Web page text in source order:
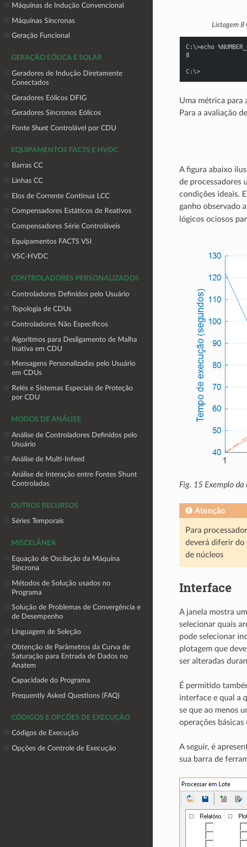
Máquinas de Indução Convencional
Máquinas Síncronas
Geração Funcional
GERAÇÃO EÓLICA E SOLAR
Geradores de Indução Diretamente
Conectados
Geradores Eólicos DFIG
Geradores Síncronos Eólicos
FonteShunt Controlável por CDU
EQUIPAMENTOS FACTS E HVDC
Barras CC
Linhas CC
Elos de Corrente Contínua LCC
Compensadores Estáticos de Reativos
Compensadores Série Controláveis
Equipamentos FACTS VSI
VSC-HVDC
CONTROLADORES PERSONALIZADOS
Controladores Definidos pelo Usuário
Topologia de CDUs
Controladores Não Específicos
Algoritmos para Desligamento de Malha
Inativa em CDU
Mensagens Personalizadas pelo Usuário
em CDUs
Relés e Sistemas Especiais de Proteção
por CDU
MODOS DE ANÁLISE
Análise de Controladores Definidos pelo
Usuário
Análise de Multi-Infeed
Análise de Interação entre Fontes Shunt
Controladas
OUTROS RECURSOS
Séries Temporais
MISCELÂNEA
Equação de Oscilação da Máquina
Síncrona
Métodos de Solução usados no
Programa
Solução de Problemas de Convergência e
de Desempenho
Linguagem de Seleção
Obtenção de Parâmetros da Curva de
Saturação para Entrada de Dados no
Anatem
Capacidade do Programa
Frequently Asked Questions (FAQ)
CÓDIGOS E OPÇÕES DE EXECUÇÃO
Códigos de Execução
Opções de Controle de Execução
Listagem 8
C:\>echo
8
C:\>
Uma métrica para
Para a avaliação
A figura abaixo
de processadores
condições ideais.
ganho observado
lógicos ociosos
Fig. 15 Exemplo da
Atenção
Para
deverá diferir do
de núcleos
Interface
A janela mostra
selecionar quais
pode selecionar
plotagem que
ser alteradas
É permitido
interface e qual a
se que ao menos
operações
A seguir, é
sua barra de